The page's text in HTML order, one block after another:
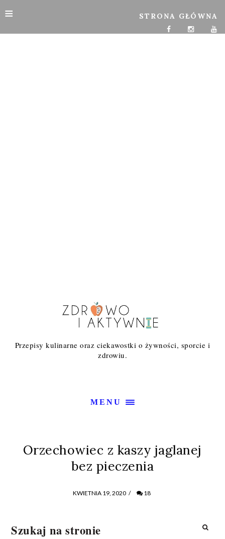
≡ STRONA GŁÓWNA
Przepisy kulinarne oraz ciekawostki o żywności, sporcie i
zdrowiu.
MENU
Orzechowiec z kaszy jaglanej
bez pieczenia
KWIETNIA 19, 2020 / 18
Szukaj na stronie